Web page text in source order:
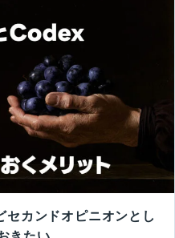
カンドオピニオンとし